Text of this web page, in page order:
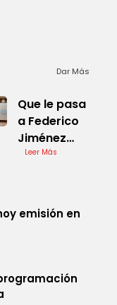
Dar Más
Que le pasa
a Federico
Jiménez
Losantos
Leer Más
emisión en